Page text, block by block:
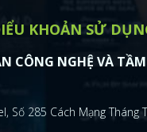
KHOẢN SỬ
CÔNG NGHỆ VÀ
Số 285 Cách Mạng Tháng